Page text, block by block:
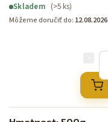
Skladem (>5 ks)
Môžeme doručiť do: 12.08.2026